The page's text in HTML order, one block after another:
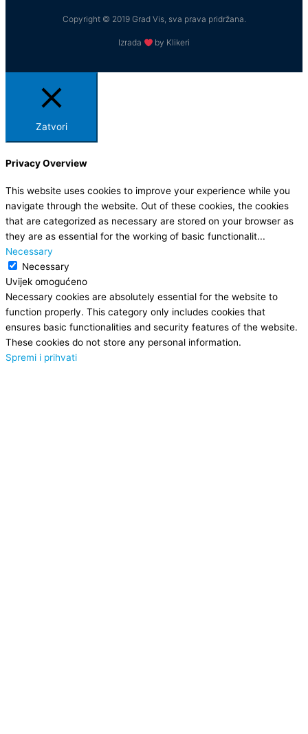
Copyright © 2019 Grad Vis, sva prava pridržana.
Izrada by Klikeri
Zatvori
Privacy Overview
This website uses cookies to improve your experience while you
navigate through the website. Out of these cookies, the cookies
that are categorized as necessary are stored on your browser as
they are as essential for the working of basic functionalit...
Necessary
Necessary
Uvijek omogućeno
Necessary cookies are absolutely essential for the website to
function properly. This category only includes cookies that
ensures basic functionalities and security features of the website.
These cookies do not store any personal information.
Spremi i prihvati